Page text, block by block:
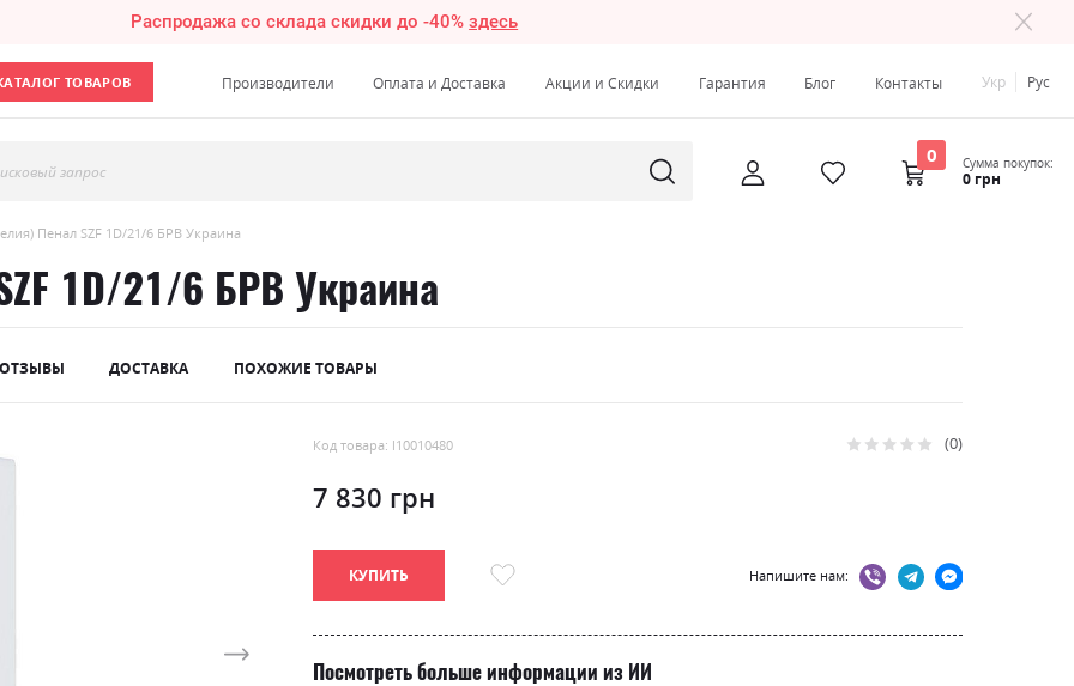
Распродажа со склада скидки до -40%здесь
ТОВАРОВ Производители Оплата и Доставка Акции и Скидки Гарантия Блог Контакты Укр Рус
запрос
0 Сумма покупок:
0 грн
Пенал SZF 1D/21/6 БРВ Украина
1D/21/6 БРВ Украина
ОТЗЫВЫ ДОСТАВКА ПОХОЖИЕ ТОВАРЫ
Код товара: l10010480 Рейтинг: 0
7 830 грн
КУПИТЬ Напишите нам:
Посмотреть больше информации из ИИ